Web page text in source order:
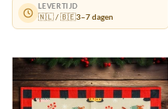
LEVERTIJD
🇳🇱 / 🇧🇪3–7 dagen